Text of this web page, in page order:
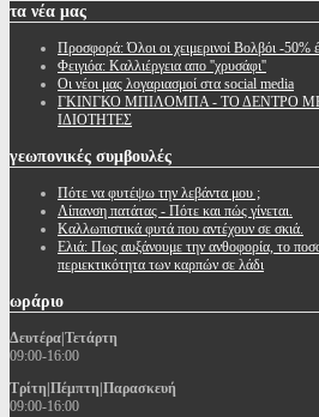
τα νέα μας
Προσφορά: Όλοι οι χειμερινοί Βολβόι -50%
Φειγιόα: Καλλιέργεια απο ''χρυσάφι''
Oι νέοι μας λογαριασμοί στα social media
ΓΚΙΝΓΚΟ ΜΠΙΛΟΜΠΑ - ΤΟ ΔΕΝΤΡΟ
ΙΔΙΟΤΗΤΕΣ
γεωπονικές συμβουλές
Πότε να φυτέψω την λεβάντα μου ;
Λίπανση πατάτας - Πότε και πώς γίνεται.
Καλλωπιστικά φυτά που αντέχουν σε σκιά.
Ελιά: Πως αυξάνουμε την ανθοφορία, το
περιεκτικότητα των καρπών σε λάδι
ωράριο
Δευτέρα|Τετάρτη
09:00-16:00
Τρίτη|Πέμπτη|Παρασκευή
09:00-16:00